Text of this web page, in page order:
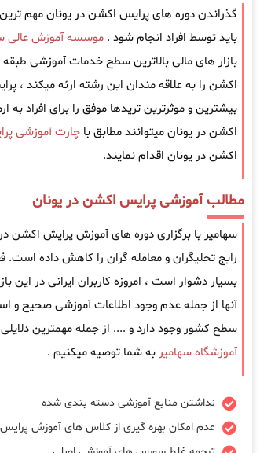
گذراندن دوره های پرایس اکشن در یونان مهم
باید توسط افراد انجام شود . موسسه آموزش عالی
بازار های مالی بالاترین سطح خدمات آموزشی
اکشن را به علاقه مندان این رشته ارئه میکند ،
بیشترین و موثرترین تریدها موفق را برای افراد
اکشن در یونان میتوانند مطابق با چارت آموزشی
اکشن در یونان اقدام نمایند.
مطالب آموزشی پرایس اکشن در یونان
سهامیر با برگزاری دوره های آموزش پرایش
رایج تحلیگران و معامله گران را کاهش داده است.
بسیار دشوار است ، امروزه کاربران ایرانی در
آنها از جمله عدم وجود اطلاعات آموزشی صحیح و
سطح کشور وجود دارد و .... از جمله مهمترین
آموزشگاه سهامیر به شما توصیه میکنیم .
نداشتن منابع آموزشی دسته بندی شده
عدم امکان بهره گیری از کلاس های آموزش